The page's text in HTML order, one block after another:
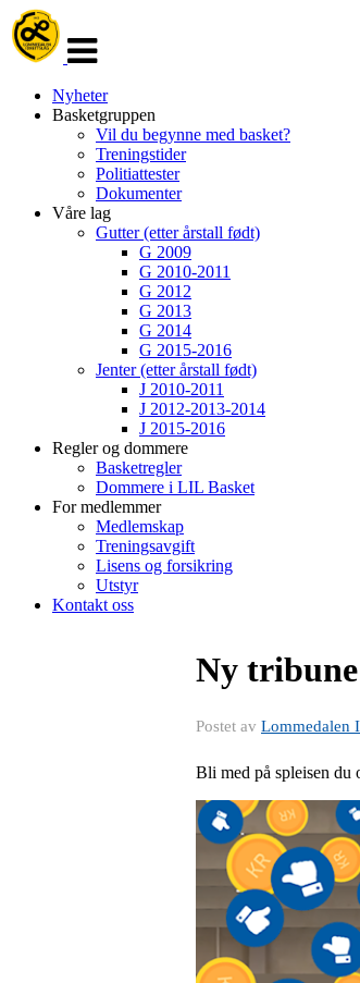
navigasjon
Nyheter
Basketgruppen
Vil du begynne med basket?
Treningstider
Politiattester
Dokumenter
Våre lag
Gutter (etter årstall født)
G 2009
G 2010-2011
G 2012
G 2013
G 2014
G 2015-2016
Jenter (etter årstall født)
J 2010-2011
J 2012-2013-2014
J 2015-2016
Regler og dommere
Basketregler
Dommere i LIL Basket
For medlemmer
Medlemskap
Treningsavgift
Lisens og forsikring
Utstyr
Kontakt oss
Ny
Postet av Lommedalen
Bli med på spleisen du